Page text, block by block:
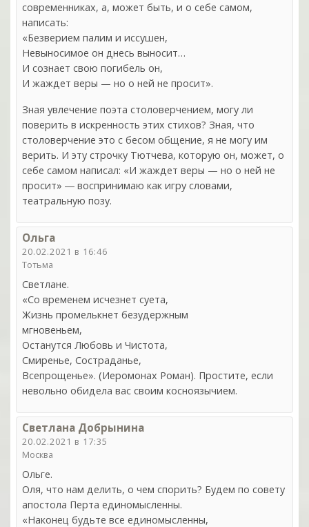
современниках, а, может быть, и о себе самом,
написать:
«Безверием палим и иссушен,
Невыносимое он днесь выносит…
И сознает свою погибель он,
И жаждет веры — но о ней не просит».
Зная увлечение поэта столоверчением, могу ли
поверить в искренность этих стихов? Зная, что
столоверчение это с бесом общение, я не могу им
верить. И эту строчку Тютчева, которую он, может, о
себе самом написал: «И жаждет веры — но о ней не
просит» ― воспринимаю как игру словами,
театральную позу.
Ольга
20.02.2021 в 16:46
Тотьма
Светлане.
«Со временем исчезнет суета,
Жизнь промелькнет безудержным
мгновеньем,
Останутся Любовь и Чистота,
Смиренье, Состраданье,
Всепрощенье». (Иеромонах Роман). Простите, если
невольно обидела вас своим косноязычием.
Светлана Добрынина
20.02.2021 в 17:35
Москва
Ольге.
Оля, что нам делить, о чем спорить? Будем по совету
апостола Перта единомысленны.
«Наконец будьте все единомысленны,